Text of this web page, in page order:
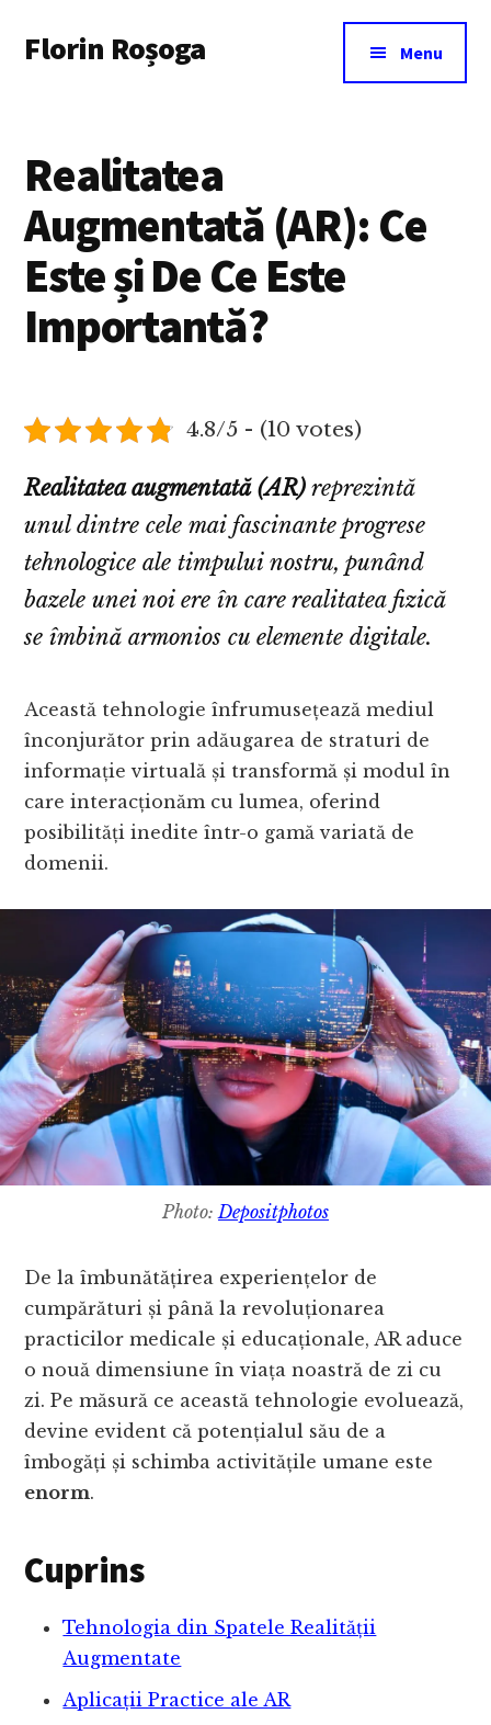
main
menu
Florin Roșoga Menu
Realitatea
Augmentată (AR): Ce
Este și De Ce Este
Importantă?
4.8/5 - (10 votes)
Realitatea augmentată (AR) reprezintă
unul dintre cele mai fascinante progrese
tehnologice ale timpului nostru, punând
bazele unei noi ere în care realitatea fizică
se îmbină armonios cu elemente digitale.
Această tehnologie înfrumusețează mediul
înconjurător prin adăugarea de straturi de
informație virtuală și transformă și modul în
care interacționăm cu lumea, oferind
posibilități inedite într-o gamă variată de
domenii.
Photo:Depositphotos
De la îmbunătățirea experiențelor de
cumpărături și până la revoluționarea
practicilor medicale și educaționale, AR aduce
o nouă dimensiune în viața noastră de zi cu
zi. Pe măsură ce această tehnologie evoluează,
devine evident că potențialul său de a
îmbogăți și schimba activitățile umane este
enorm.
Cuprins
Tehnologia din Spatele Realității
Augmentate
Aplicații Practice ale AR